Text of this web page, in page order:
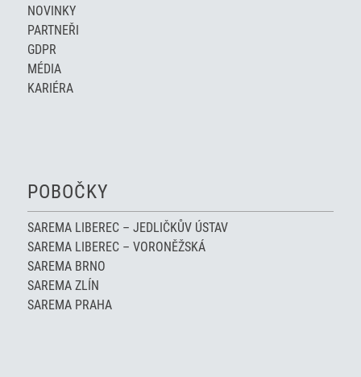
NOVINKY
PARTNEŘI
GDPR
MÉDIA
KARIÉRA
POBOČKY
SAREMA LIBEREC – JEDLIČKŮV ÚSTAV
SAREMA LIBEREC – VORONĚŽSKÁ
SAREMA BRNO
SAREMA ZLÍN
SAREMA PRAHA